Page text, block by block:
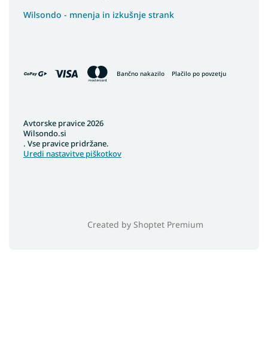
Wilsondo - mnenja in izkušnje strank
Bančno nakazilo Plačilo po povzetju
Created by Shoptet Premium
Avtorske pravice 2026
Wilsondo.si
. Vse pravice pridržane.
Uredi nastavitve piškotkov